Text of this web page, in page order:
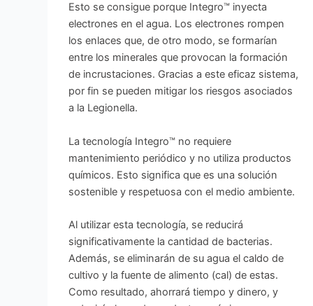
Esto se consigue porque Integro™ inyecta
electrones en el agua. Los electrones rompen
los enlaces que, de otro modo, se formarían
entre los minerales que provocan la formación
de incrustaciones. Gracias a este eficaz sistema,
por fin se pueden mitigar los riesgos asociados
a la Legionella.
La tecnología Integro™ no requiere
mantenimiento periódico y no utiliza productos
químicos. Esto significa que es una solución
sostenible y respetuosa con el medio ambiente.
Al utilizar esta tecnología, se reducirá
significativamente la cantidad de bacterias.
Además, se eliminarán de su agua el caldo de
cultivo y la fuente de alimento (cal) de estas.
Como resultado, ahorrará tiempo y dinero, y